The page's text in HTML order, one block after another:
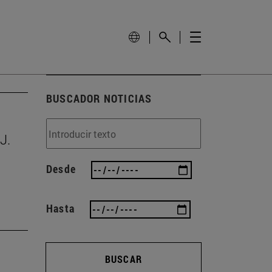
BUSCADOR NOTICIAS
Desde
Hasta
BUSCAR